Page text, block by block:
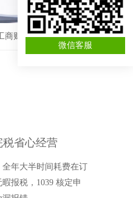
商财税资讯-财税合规
税省心经营
年大半时间耗费在订
报税，1039 核定申
微信客服